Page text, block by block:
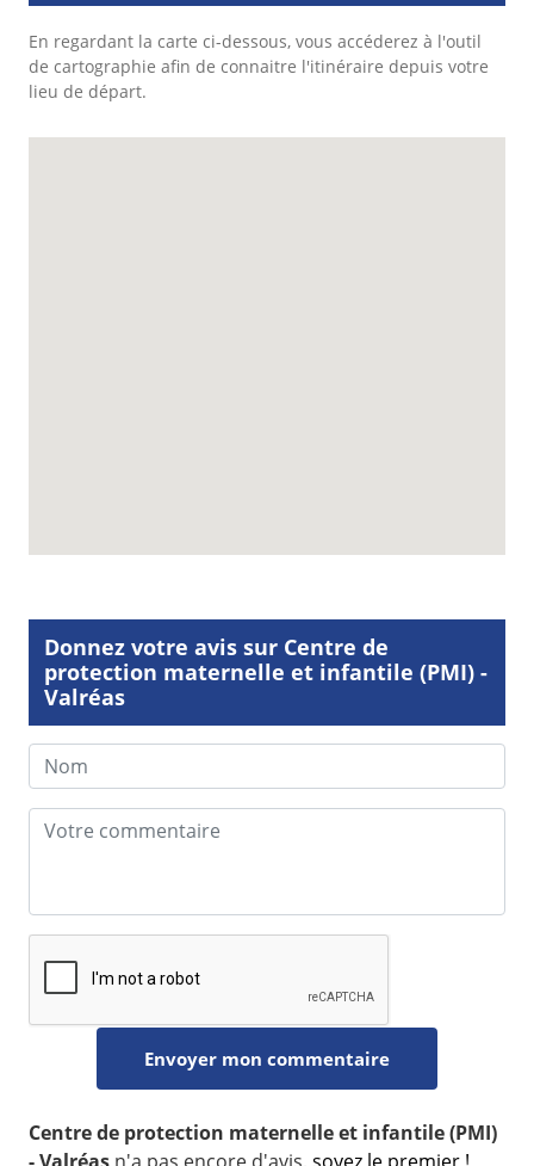
En regardant la carte ci-dessous, vous accéderez à l'outil
de cartographie afin de connaitre l'itinéraire depuis votre
lieu de départ.
Donnez votre avis sur Centre de
protection maternelle et infantile (PMI) -
Valréas
Centre de protection maternelle et infantile (PMI)